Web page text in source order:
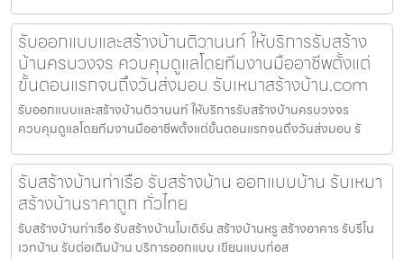
รับออกแบบและสร้างบ้านติวานนท์ ให้บริการรับสร้าง
บ้านครบวงจร ควบคุมดูแลโดยทีมงานมืออาชีพตั้งแต่
ขั้นตอนแรกจนถึงวันส่งมอบ รับเหมาสร้างบ้าน.com
รับออกแบบและสร้างบ้านติวานนท์ ให้บริการรับสร้างบ้านครบวงจร
ควบคุมดูแลโดยทีมงานมืออาชีพตั้งแต่ขั้นตอนแรกจนถึงวันส่งมอบ รั
รับสร้างบ้านท่าเรือ รับสร้างบ้าน ออกแบบบ้าน รับเหมา
สร้างบ้านราคาถูก ทั่วไทย
รับสร้างบ้านท่าเรือ รับสร้างบ้านโมเดิร์น สร้างบ้านหรู สร้างอาคาร รับรีโน
เวทบ้าน รับต่อเติมบ้าน บริการออกแบบ เขียนแบบก่อส